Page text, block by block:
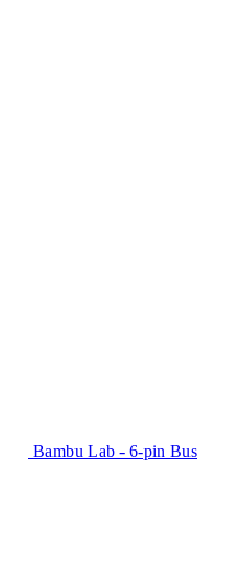
Bambu Lab - 6-pin Bus